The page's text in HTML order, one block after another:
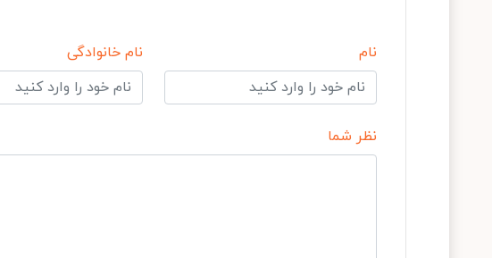
نام نام خانوادگی
نظر شما